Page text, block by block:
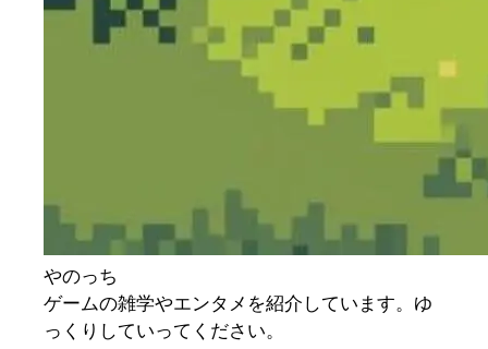
やのっち
ゲームの雑学やエンタメを紹介しています。ゆ
っくりしていってください。